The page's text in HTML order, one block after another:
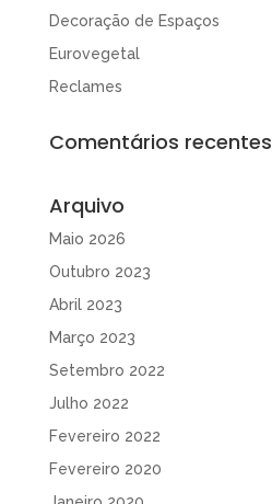
Decoração de Espaços
Eurovegetal
Reclames
Comentários recentes
Arquivo
Maio 2026
Outubro 2023
Abril 2023
Março 2023
Setembro 2022
Julho 2022
Fevereiro 2022
Fevereiro 2020